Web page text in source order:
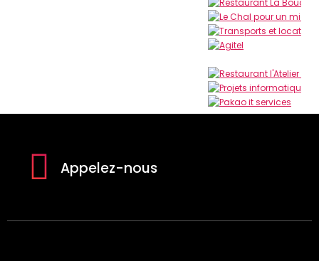
Appelez-nous